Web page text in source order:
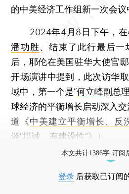
的中美经济工作组新一次会议
2024年4月8日下午，在
潘功胜、结束了此行最后
后，耶伦在美国驻华大使官
开场演讲中提到，此次访华
域中，第一个是“何立峰副总
球经济的平衡增长启动深入
道《中美建立平衡增长、反
谈“坦诚、有建设性”》）。
本文共计1386字 订阅
登录 后获取已订阅